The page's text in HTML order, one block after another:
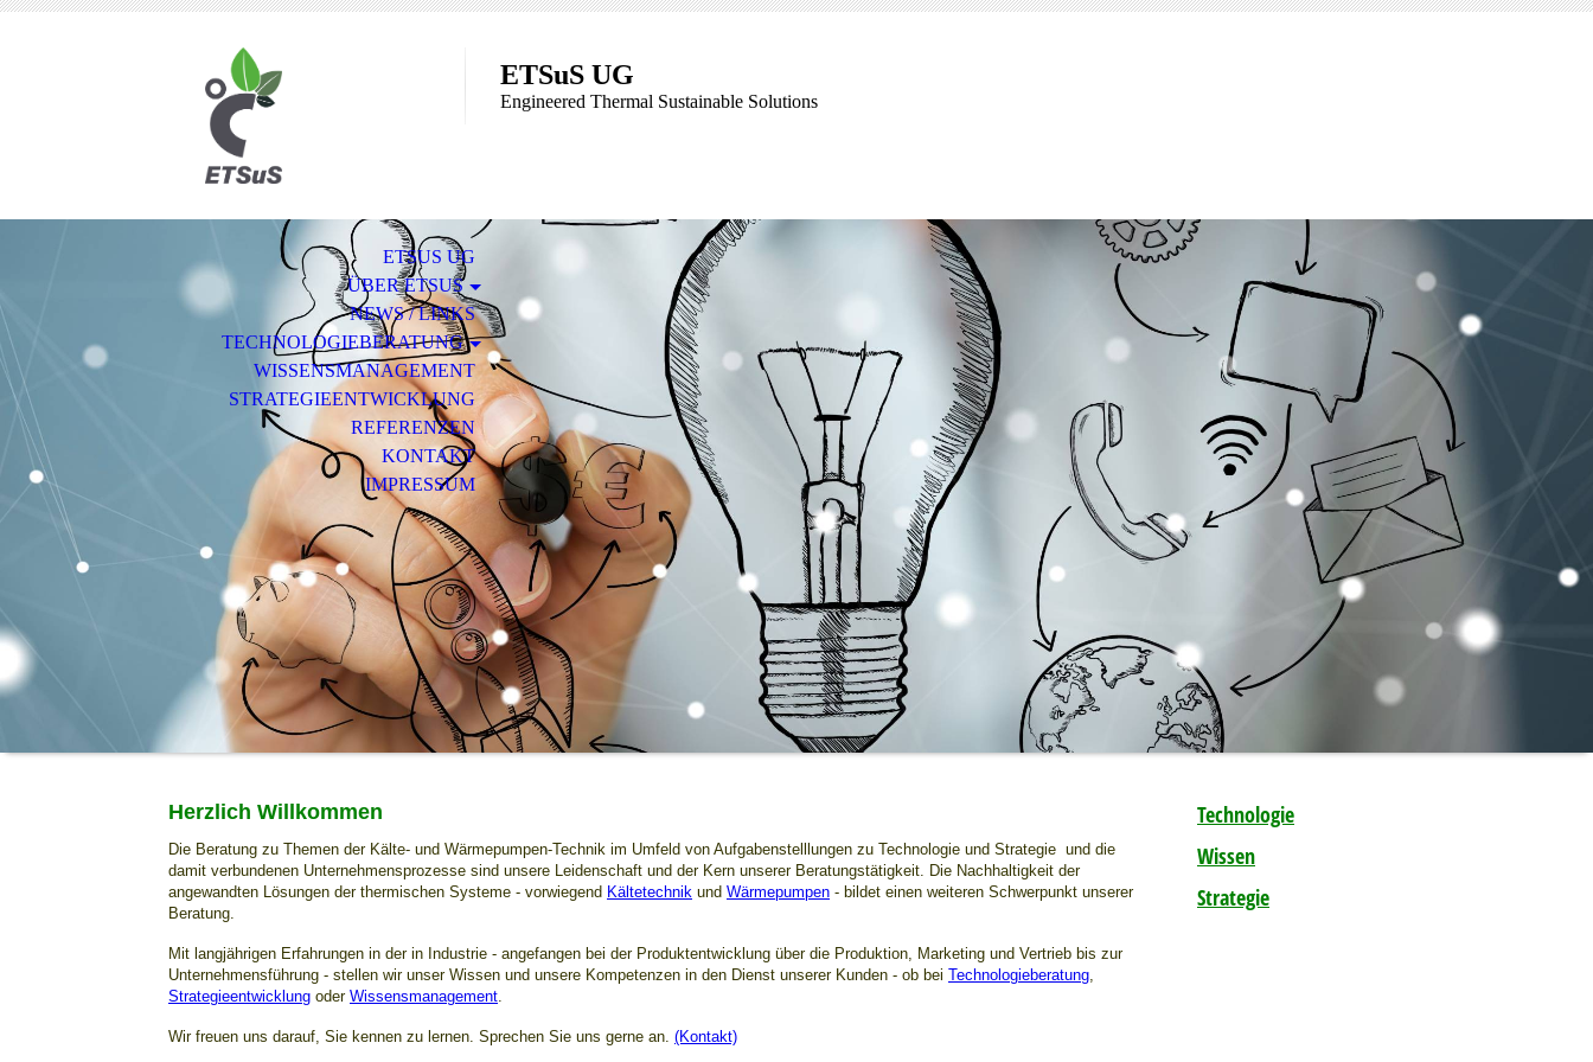
ETSuS UG
Engineered Thermal Sustainable Solutions
ETSUS UG
ÜBER ETSUS
NEWS / LINKS
TECHNOLOGIEBERATUNG
WISSENSMANAGEMENT
STRATEGIEENTWICKLUNG
REFERENZEN
KONTAKT
IMPRESSUM
Herzlich Willkommen
Die Beratung zu Themen der Kälte- und Wärmepumpen-Technik im Umfeld von Aufgabenstelllungen zu Technologie und Strategie und die
damit verbundenen Unternehmensprozesse sind unsere Leidenschaft und der Kern unserer Beratungstätigkeit. Die Nachhaltigkeit der
angewandten Lösungen der thermischen Systeme - vorwiegend Kältetechnik und Wärmepumpen - bildet einen weiteren Schwerpunkt unserer
Beratung.
Mit langjährigen Erfahrungen in der in Industrie - angefangen bei der Produktentwicklung über die Produktion, Marketing und Vertrieb bis zur
Unternehmensführung - stellen wir unser Wissen und unsere Kompetenzen in den Dienst unserer Kunden - ob bei Technologieberatung,
Strategieentwicklung oder Wissensmanagement.
Wir freuen uns darauf, Sie kennen zu lernen. Sprechen Sie uns gerne an. (Kontakt)
Technologie
Wissen
Strategie